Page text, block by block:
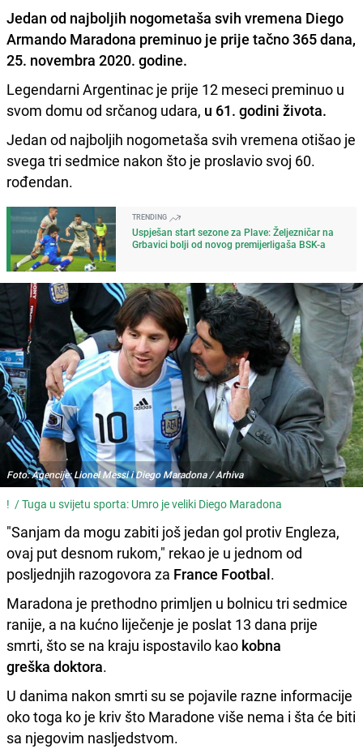
Jedan od najboljih nogometaša svih vremena Diego
Armando Maradona preminuo je prije tačno 365 dana,
25. novembra 2020. godine.
Legendarni Argentinac je prije 12 meseci preminuo u
svom domu od srčanog udara, u 61. godini života.
Jedan od najboljih nogometaša svih vremena otišao je
svega tri sedmice nakon što je proslavio svoj 60.
rođendan.
TRENDING
Uspješan start sezone za Plave: Željezničar na
Grbavici bolji od novog premijerligaša BSK-a
Foto: Agencije: Lionel Messi i Diego Maradona / Arhiva
! /Tuga u svijetu sporta: Umro je veliki Diego Maradona
"Sanjam da mogu zabiti još jedan gol protiv Engleza,
ovaj put desnom rukom," rekao je u jednom od
posljednjih razogovora za France Footbal.
Maradona je prethodno primljen u bolnicu tri sedmice
ranije, a na kućno liječenje je poslat 13 dana prije
smrti, što se na kraju ispostavilo kao kobna
greška doktora.
U danima nakon smrti su se pojavile razne informacije
oko toga ko je kriv što Maradone više nema i šta će biti
sa njegovim nasljedstvom.